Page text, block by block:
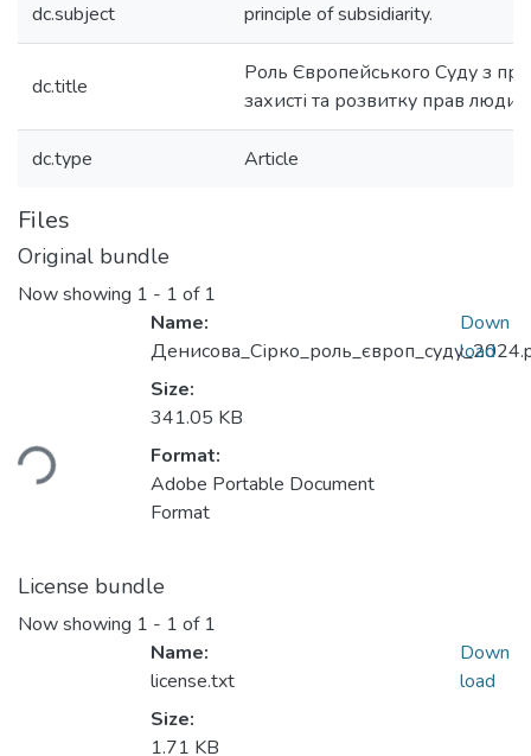
dc.subject principle of subsidiarity.
dc.title
Роль Європейського Суду з
захисті та розвитку прав
dc.type Article
Files
Original bundle
Now showing 1 - 1 of 1
Loading...
Name:
Size:
341.05 KB
Format:
Adobe Portable Document
Format
Down
load
License bundle
Now showing 1 - 1 of 1
Name:
license.txt
Size:
1.71 KB
Down
load